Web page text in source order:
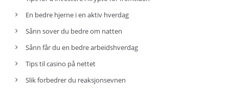
En bedre hjerne i en aktiv hverdag
Sånn sover du bedre om natten
Sånn får du en bedre arbeidshverdag
Tips til casino på nettet
Slik forbedrer du reaksjonsevnen